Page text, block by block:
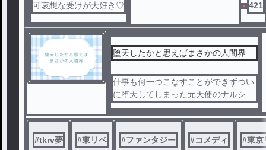
可哀想な受けが大好き♡ 421
堕天したかと思えばまさかの人間界
仕事も何一つこなすことができずつい
に堕天してしまった元天使のナルシス
ト雅史。
人間界で途方にくれていた（本人は思
ってない）雅史はまさかの道で不良の
佐野万次郎と花垣武道と出会ってしま
#tkrv夢 #東リベ #ファンタジー #コメディ #東京